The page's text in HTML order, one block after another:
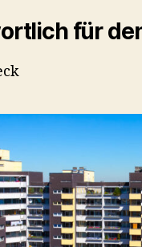
für